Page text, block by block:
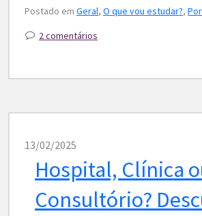
Postado em Geral, O que vou estudar?,
2 comentários
13/02/2025
Hospital, Clínica
Consultório?